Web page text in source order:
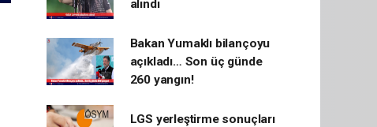
alındı
Bakan Yumaklı bilançoyu
açıkladı… Son üç günde
260 yangın!
LGS yerleştirme sonuçları